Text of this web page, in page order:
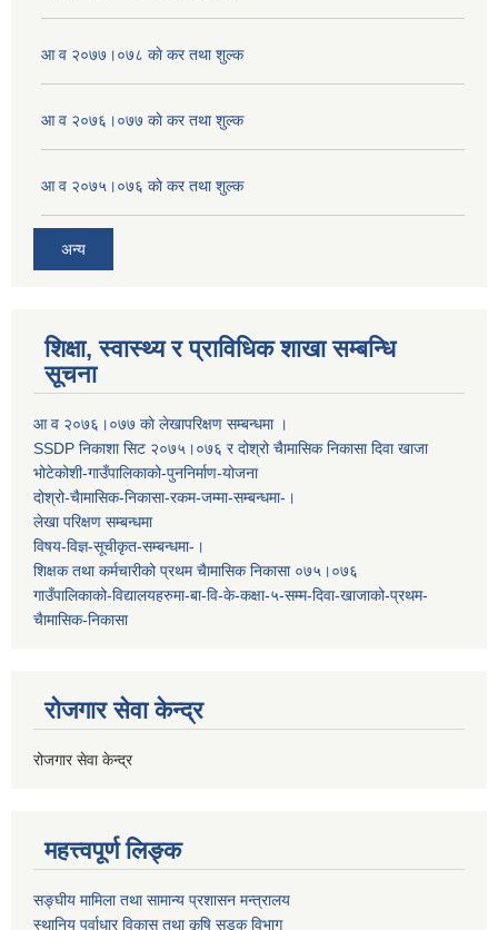
आ व २०७७।०७८ काे कर तथा शुल्क
आ व २०७६।०७७ काे कर तथा शुल्क
आ व २०७५।०७६ काे कर तथा शुल्क
अन्य
शिक्षा, स्वास्थ्य र प्राविधिक शाखा सम्बन्धि
सूचना
आ व २०७६।०७७ काे लेखापरिक्षण सम्बन्धमा ।
SSDP निकाशा सिट २०७५।०७६ र दोश्रो चैामासिक निकासा दिवा खाजा
भोटेकोशी-गाउँपालिकाको-पुननिर्माण-योजना
दोश्रो-चैामासिक-निकासा-रकम-जम्मा-सम्बन्धमा-।
लेखा परिक्षण सम्बन्धमा
विषय-विज्ञ-सूचीकृत-सम्बन्धमा-।
शिक्षक तथा कर्मचारीको प्रथम च‌ैामासिक निकासा ०७५।०७६
गाउँपालिकाको-विद्यालयहरुमा-बा-वि-के-कक्षा-५-सम्म-दिवा-खाजाको-प्रथम-
चैामासिक-निकासा
रोजगार सेवा केन्द्र
रोजगार सेवा केन्द्र
महत्त्वपूर्ण लिङ्क
सङ्घीय मामिला तथा सामान्य प्रशासन मन्त्रालय
स्थानिय पूर्वाधार विकास तथा कृषि सडक विभाग